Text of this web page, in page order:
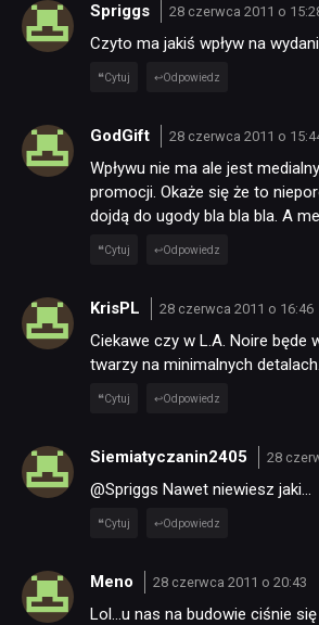
Spriggs 28 czerwca 2011 o
Czyto ma jakiś wpływ na
Cytuj Odpowiedz
GodGift 28 czerwca 2011 o
Wpływu nie ma ale jest
promocji. Okaże się że to
dojdą do ugody bla bla bla. A
Cytuj Odpowiedz
KrisPL 28 czerwca 2011 o 16:46
Ciekawe czy w L.A. Noire będe
twarzy na minimalnych
Cytuj Odpowiedz
Siemiatyczanin2405 28
@Spriggs Nawet niewiesz jaki…
Cytuj Odpowiedz
Meno 28 czerwca 2011 o 20:43
Lol…u nas na budowie ciśnie